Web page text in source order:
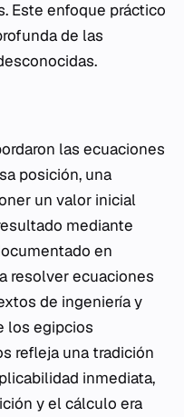
Este enfoque práctico
de las
las ecuaciones
posición, una
un valor inicial
mediante
en
resolver ecuaciones
de ingeniería y
los egipcios
refleja una tradición
inmediata,
y el cálculo era